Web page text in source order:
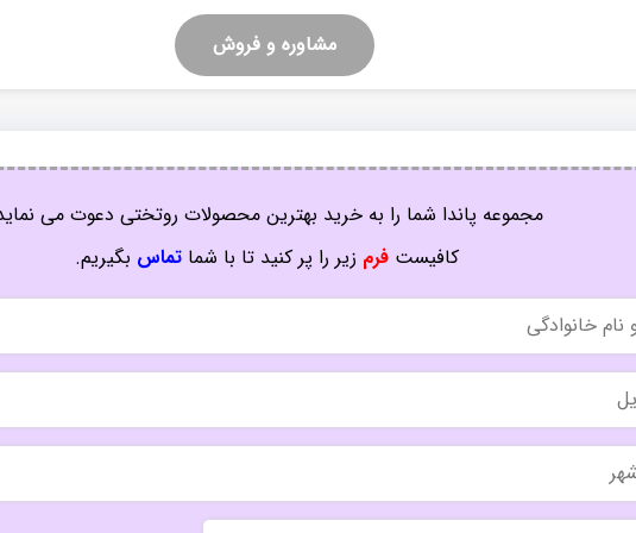
مشاوره و فروش
مجموعه پاندا شما را به خرید بهترین محصولات روتختی دعوت می
کافیستفرم زیر را پر کنید تا با شماتماس بگیریم.
موبایل
نام